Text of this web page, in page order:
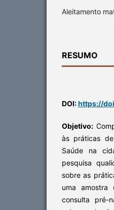
Aleitamento
RESUMO
DOI:https://
Objetivo:
às práticas
Saúde na
pesquisa
sobre as
uma
consulta pré-